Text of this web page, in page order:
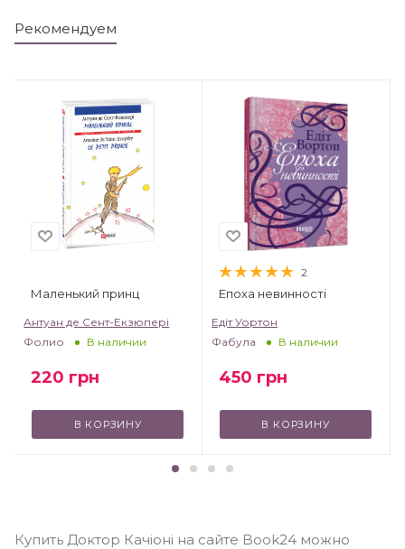
Рекомендуем
Маленький принц
Антуан де Сент-Екзюпері
Фолио
В наличии
220 грн
В КОРЗИНУ
2
Епоха невинності
Едіт Уортон
Фабула
В наличии
450 грн
В КОРЗИНУ
Купить Доктор Качіоні на сайте Book24 можно